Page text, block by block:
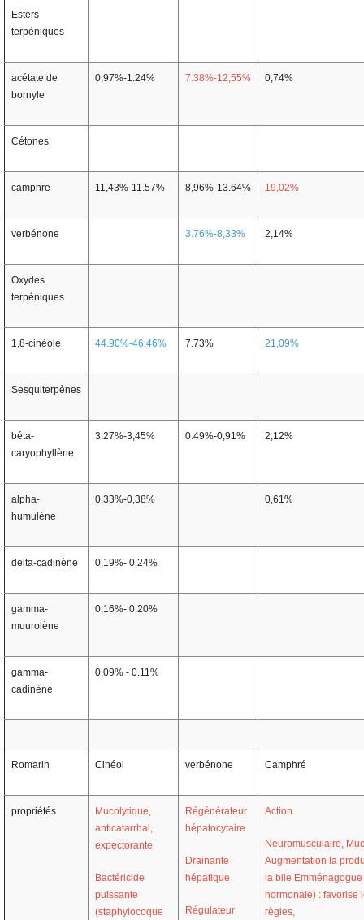
Esters
terpéniques
acétate de
bornyle
0,97%-1.24% 7.38%-12,55% 0,74%
Cétones
camphre 11,43%-11.57% 8,96%-13.64% 19,02%
verbénone 3.76%-8,33% 2,14%
Oxydes
terpéniques
1,8-cinéole 44.90%-46,46% 7.73% 21,09%
Sesquiterpènes
béta-
caryophyllène
3.27%-3,45% 0.49%-0,91% 2,12%
alpha-
humulène
0.33%-0,38% 0,61%
delta-cadinène 0,19%- 0.24%
gamma-
muurolène
0,16%- 0.20%
gamma-
cadinène
0,09% - 0.11%
Romarin Cinéol verbénone Camphré
propriétés
Mucolytique,
anticatarrhal,
expectorante
Bactéricide
puissante
(staphylocoque
Régénérateur
hépatocytaire
Drainante
hépatique
Régulateur
Action
Neuromusculaire,
Augmentation la
la bile
hormonale) : favorise
règles,